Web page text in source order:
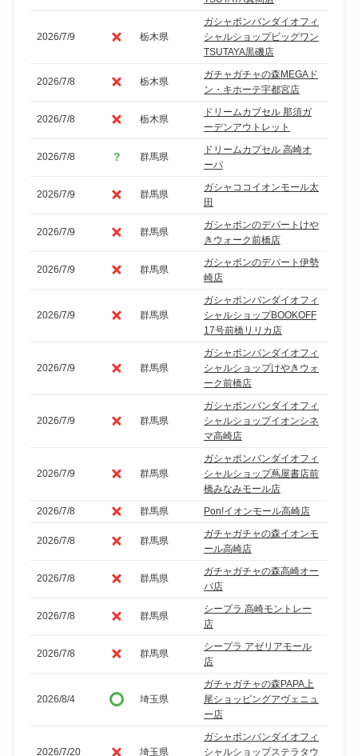
2026/7/9 栃木県
ガシャポンバンダイオフィ
シャルショップビッグワン
TSUTAYA黒磯店
2026/7/8 栃木県
ガチャガチャの森MEGAド
ン・キホーテ宇都宮店
2026/7/8 栃木県
ドリームカプセル 那須ガ
ーデンアウトレット
2026/7/8 群馬県
ドリームカプセル 高崎オ
ーパ
2026/7/9 群馬県
ガシャココイオンモール太
田
2026/7/9 群馬県
ガシャポンのデパートけや
きウォーク前橋店
2026/7/9 群馬県
ガシャポンのデパート伊勢
崎店
2026/7/9 群馬県
ガシャポンバンダイオフィ
シャルショップBOOKOFF
17号前橋リリカ店
2026/7/9 群馬県
ガシャポンバンダイオフィ
シャルショップけやきウォ
ーク前橋店
2026/7/9 群馬県
ガシャポンバンダイオフィ
シャルショップイオンシネ
マ高崎店
2026/7/9 群馬県
ガシャポンバンダイオフィ
シャルショップ蔦屋書店前
橋みなみモール店
2026/7/8
群馬県 Pon!イオンモール高崎店
2026/7/8 群馬県
ガチャガチャの森イオンモ
ール高崎店
2026/7/8 群馬県
ガチャガチャの森高崎オー
パ店
2026/7/8 群馬県
シープラ 高崎モントレー
店
2026/7/8 群馬県
シープラ アゼリアモール
店
2026/8/4 埼玉県
ガチャガチャの森PAPA上
尾ショッピングアヴェニュ
ー店
2026/7/20 埼玉県
ガシャポンバンダイオフィ
シャルショップステラタウ